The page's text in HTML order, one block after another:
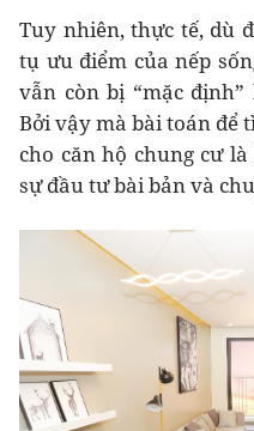
Tuy nhiên, thực tế, dù
tụ ưu điểm của nếp
vẫn còn bị “mặc
Bởi vậy mà bài toán để
cho căn hộ chung cư
sự đầu tư bài bản và